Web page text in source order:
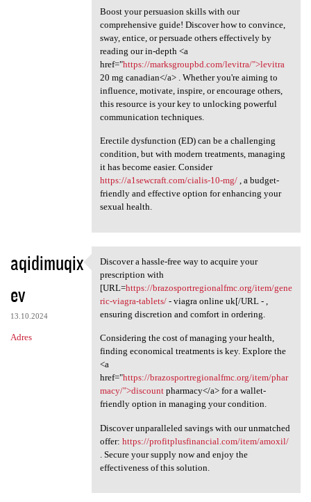
Boost your persuasion skills with our
comprehensive guide! Discover how to convince,
sway, entice, or persuade others effectively by
reading our in-depth <a
href="https://marksgroupbd.com/levitra/">levitra
20 mg canadian</a> . Whether you're aiming to
influence, motivate, inspire, or encourage others,
this resource is your key to unlocking powerful
communication techniques.
Erectile dysfunction (ED) can be a challenging
condition, but with modern treatments, managing
it has become easier. Consider
https://a1sewcraft.com/cialis-10-mg/, a budget-
friendly and effective option for enhancing your
sexual health.
aqidimuqix
ev
13.10.2024
Adres
Discover a hassle-free way to
Discover a hassle-free way to acquire your
prescription with
[URL=https://brazosportregionalfmc.org/item/gene
ric-viagra-tablets/- viagra online uk[/URL - ,
ensuring discretion and comfort in ordering.
Considering the cost of managing your health,
finding economical treatments is key. Explore the
<a
href="https://brazosportregionalfmc.org/item/phar
macy/">discountpharmacy</a> for a wallet-
friendly option in managing your condition.
Discover unparalleled savings with our unmatched
offer: https://profitplusfinancial.com/item/amoxil/
. Secure your supply now and enjoy the
effectiveness of this solution.